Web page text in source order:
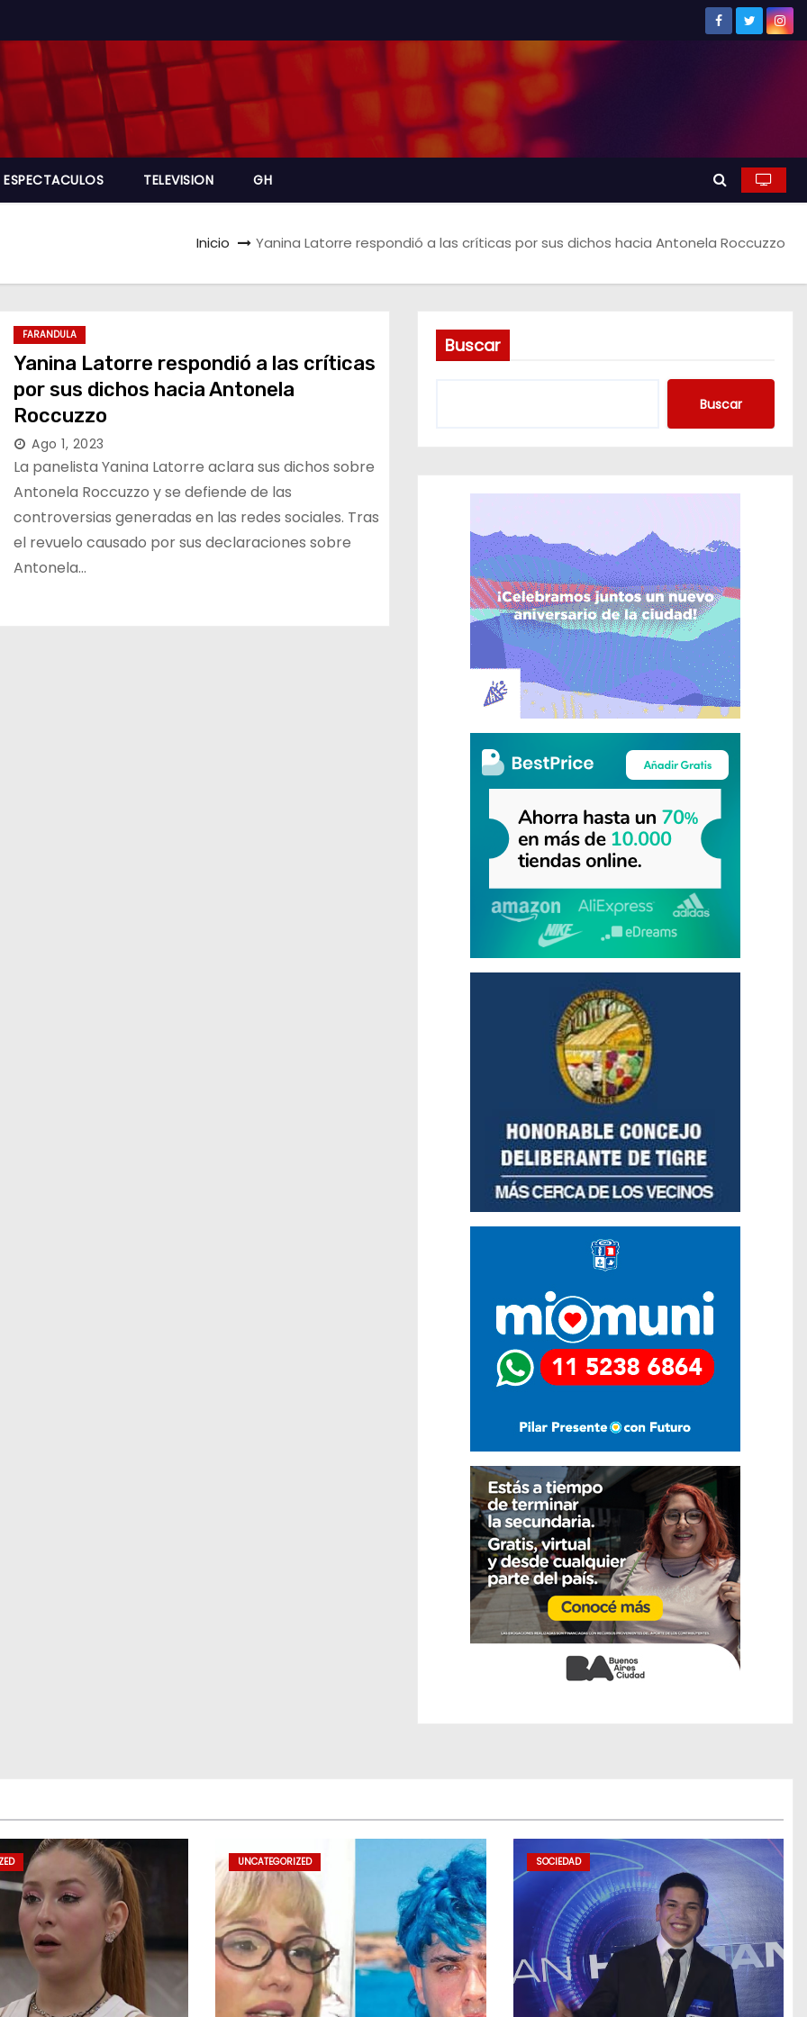
ESPECTACULOS TELEVISION GH
Inicio Yanina Latorre respondió a las críticas por sus dichos hacia Antonela Roccuzzo
FARANDULA
Yanina Latorre respondió a las críticas
por sus dichos hacia Antonela
Roccuzzo
Ago 1, 2023
La panelista Yanina Latorre aclara sus dichos sobre
Antonela Roccuzzo y se defiende de las
controversias generadas en las redes sociales. Tras
el revuelo causado por sus declaraciones sobre
Antonela…
Buscar
Buscar
UNCATEGORIZED SOCIEDAD